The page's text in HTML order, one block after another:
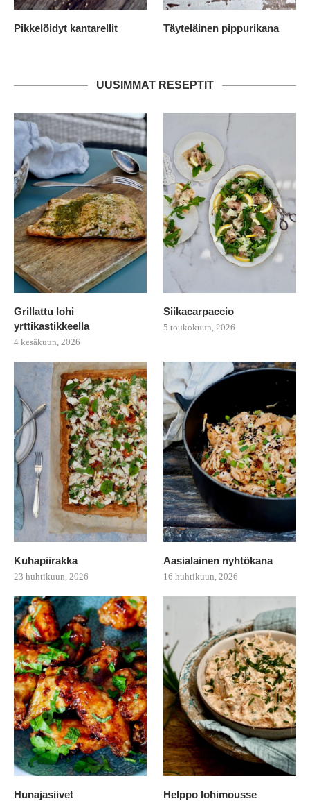
Pikkelöidyt kantarellit Täyteläinen pippurikana
UUSIMMAT RESEPTIT
Grillattu lohi
yrttikastikkeella
4 kesäkuun, 2026
Siikacarpaccio
5 toukokuun, 2026
Kuhapiirakka
23 huhtikuun, 2026
Aasialainen nyhtökana
16 huhtikuun, 2026
Hunajasiivet Helppo lohimousse